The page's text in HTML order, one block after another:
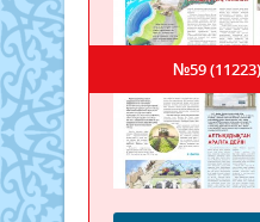
№59 (11223)